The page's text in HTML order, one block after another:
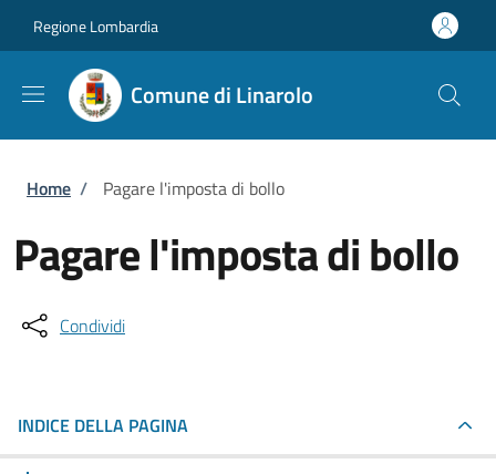
Regione Lombardia
Comune di Linarolo
Briciole di pane
Home / Pagare l'imposta di bollo
Pagare l'imposta di bollo
Condividi
INDICE DELLA PAGINA